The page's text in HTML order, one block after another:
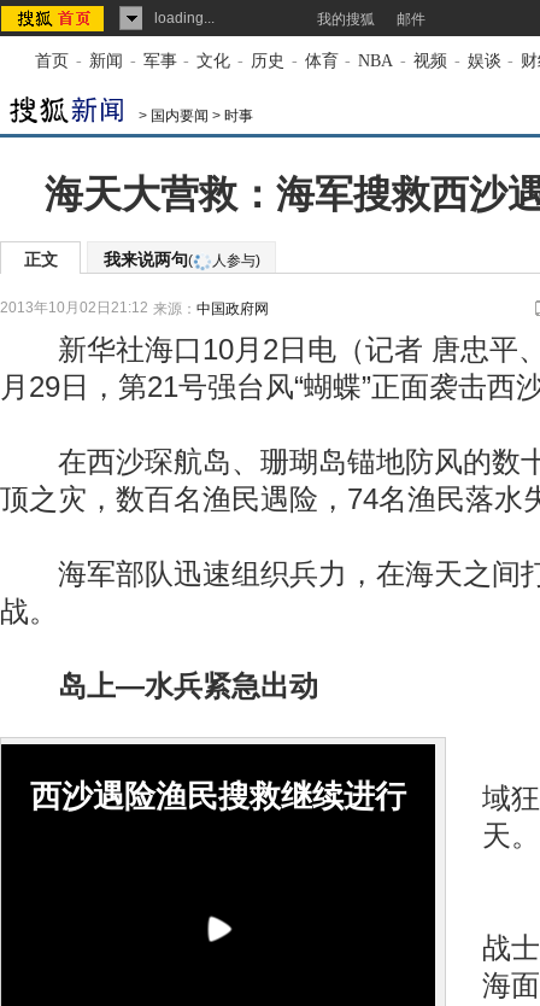
loading... 我的搜狐 邮件
首页 - 新闻 - 军事 - 文化 - 历史 - 体育 - NBA - 视频 - 娱谈 -
> 国内要闻 > 时事
海天大营救：海军搜救西沙
正文 我来说两句( 人参与)
2013年10月02日21:12 来源： 中国政府网
新华社海口10月2日电（记者 唐忠平
月29日，第21号强台风“蝴蝶”正面袭击西
在西沙琛航岛、珊瑚岛锚地防风的数
顶之灾，数百名渔民遇险，74名渔民落水
海军部队迅速组织兵力，在海天之间
战。
岛上—水兵紧急出动
西沙遇险渔民搜救继续进行
域
天。
战
海